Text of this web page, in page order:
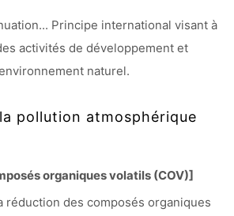
Principe international visant à
activités de développement et
naturel.
pollution atmosphérique
organiques volatils (COV)]
réduction des composés organiques